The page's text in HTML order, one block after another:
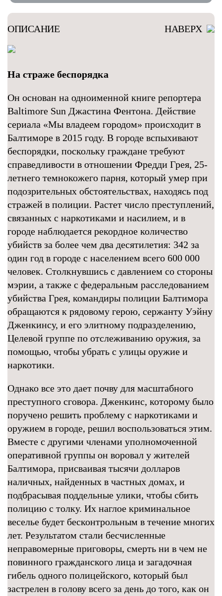
ОПИСАНИЕ НАВЕРХ
На страже беспорядка
Он основан на одноименной книге репортера
Baltimore Sun Джастина Фентона. Действие
сериала «Мы владеем городом» происходит в
Балтиморе в 2015 году. В городе вспыхивают
беспорядки, поскольку граждане требуют
справедливости в отношении Фредди Грея, 25-
летнего темнокожего парня, который умер при
подозрительных обстоятельствах, находясь под
стражей в полиции. Растет число преступлений,
связанных с наркотиками и насилием, и в
городе наблюдается рекордное количество
убийств за более чем два десятилетия: 342 за
один год в городе с населением всего 600 000
человек. Столкнувшись с давлением со стороны
мэрии, а также с федеральным расследованием
убийства Грея, командиры полиции Балтимора
обращаются к рядовому герою, сержанту Уэйну
Дженкинсу, и его элитному подразделению,
Целевой группе по отслеживанию оружия, за
помощью, чтобы убрать с улицы оружие и
наркотики.
Однако все это дает почву для масштабного
преступного сговора. Дженкинс, которому было
поручено решить проблему с наркотиками и
оружием в городе, решил воспользоваться этим.
Вместе с другими членами уполномоченной
оперативной группы он воровал у жителей
Балтимора, присваивая тысячи долларов
наличных, найденных в частных домах, и
подбрасывая поддельные улики, чтобы сбить
полицию с толку. Их наглое криминальное
веселье будет бесконтрольным в течение многих
лет. Результатом стали бесчисленные
неправомерные приговоры, смерть ни в чем не
повинного гражданского лица и загадочная
гибель одного полицейского, который был
застрелен в голову всего за день до того, как он